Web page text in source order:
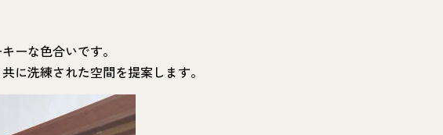
ーな色合いです。
に洗練された空間を提案します。